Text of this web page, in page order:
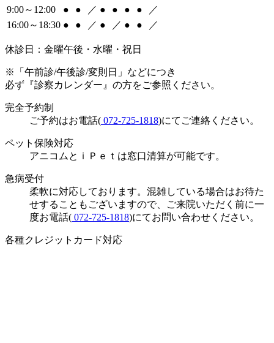
9:00～12:00
● ● ／ ● ● ● ●
／
16:00～18:30 ● ● ／ ● ／ ● ● ／
休診日：金曜午後・水曜・祝日
※「午前診/午後診/変則日」などにつき
必ず『診察カレンダー』の方をご参照ください。
完全予約制
ご予約はお電話( 072-725-1818)にてご連絡ください。
ペット保険対応
アニコムとｉＰｅｔは窓口清算が可能です。
急病受付
柔軟に対応しております。混雑している場合はお待た
せすることもございますので、ご来院いただく前に一
度お電話( 072-725-1818)にてお問い合わせください。
各種クレジットカード対応